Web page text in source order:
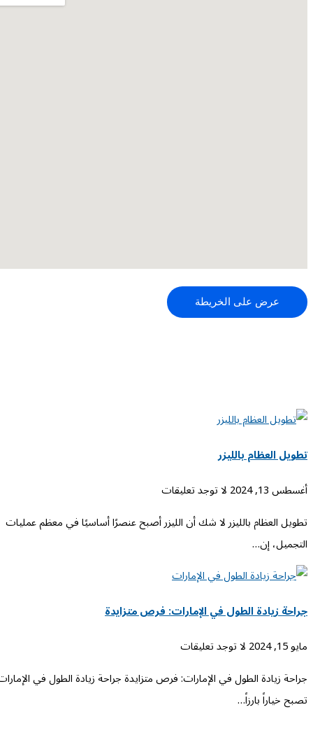
عرض على الخريطة
تطويل العظام بالليزر
أغسطس 13, 2024
لا توجد تعليقات
تطويل العظام بالليزر لا شك أن الليزر أصبح عنصرًا أساسيًا في معظم عمليات
التجميل، إن…
جراحة زيادة الطول في الإمارات: فرص متزايدة
مايو 15, 2024
لا توجد تعليقات
جراحة زيادة الطول في الإمارات: فرص متزايدة جراحة زيادة الطول في الإمارات
تصبح خياراً بارزاً…